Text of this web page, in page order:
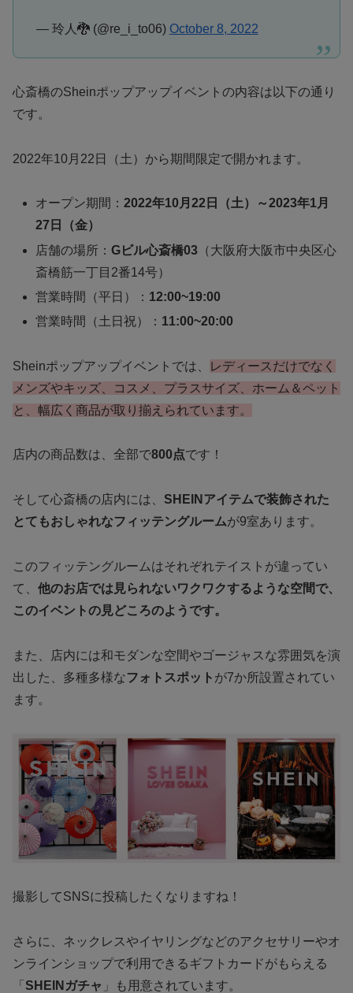
— 玲人🐉 (@re_i_to06) October 8, 2022
心斎橋のSheinポップアップイベントの内容は以下の通り
です。
2022年10月22日（土）から期間限定で開かれます。
オープン期間：2022年10月22日（土）～2023年1月
27日（金）
店舗の場所：Gビル心斎橋03 （大阪府大阪市中央区心
斎橋筋一丁目2番14号）
営業時間（平日）： 12:00~19:00
営業時間（土日祝）： 11:00~20:00
Sheinポップアップイベントでは、
レディースだけでなく
メンズやキッズ、コスメ、プラスサイズ、ホーム＆ペット
と、幅広く商品が取り揃えられています。
店内の商品数は、全部で800点です！
そして心斎橋の店内には、 SHEINアイテムで装飾された
とてもおしゃれなフィッテングルームが9室あります。
このフィッテングルームはそれぞれテイストが違ってい
て、 他のお店では見られないワクワクするような空間で、
このイベントの見どころのようです。
また、店内には和モダンな空間やゴージャスな雰囲気を演
出した、多種多様なフォトスポット が7か所設置されてい
ます。
撮影してSNSに投稿したくなりますね！
さらに、ネックレスやイヤリングなどのアクセサリーやオ
ンラインショップで利用できるギフトカードがもらえる
「 SHEINガチャ 」も用意されています。